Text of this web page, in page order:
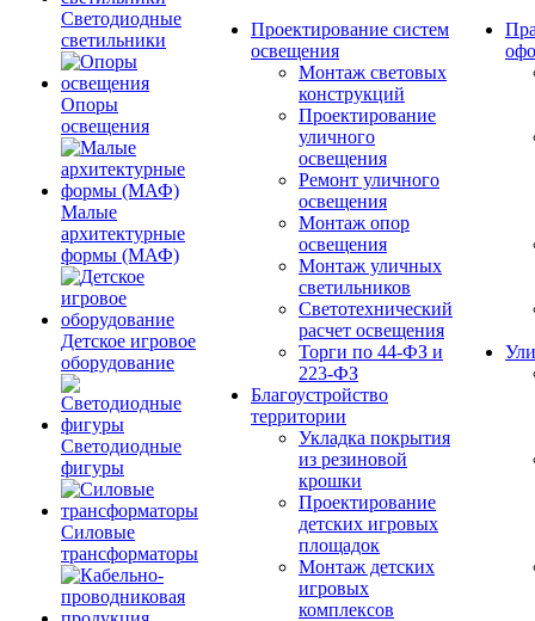
Светодиодные
светильники
Опоры
освещения
Малые
архитектурные
формы (МАФ)
Детское игровое
оборудование
Светодиодные
фигуры
Силовые
трансформаторы
Проектирование систем
освещения
Монтаж световых
конструкций
Проектирование
уличного
освещения
Ремонт уличного
освещения
Монтаж опор
освещения
Монтаж уличных
светильников
Светотехнический
расчет освещения
Торги по 44-ФЗ и
223-ФЗ
Благоустройство
территории
Укладка покрытия
из резиновой
крошки
Проектирование
детских игровых
площадок
Монтаж детских
игровых
комплексов